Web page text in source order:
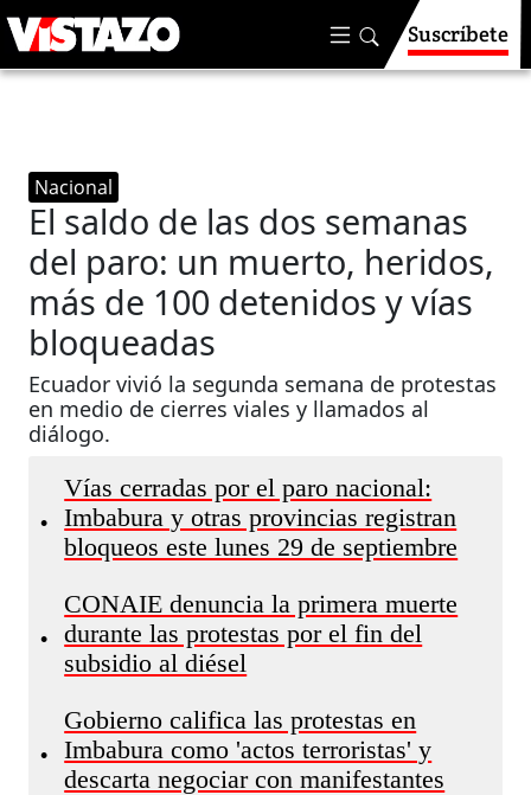
Suscríbete
Nacional
El saldo de las dos semanas
del paro: un muerto, heridos,
más de 100 detenidos y vías
bloqueadas
Ecuador vivió la segunda semana de protestas
en medio de cierres viales y llamados al
diálogo.
•
Vías cerradas por el paro nacional:
Imbabura y otras provincias registran
bloqueos este lunes 29 de septiembre
•
CONAIE denuncia la primera muerte
durante las protestas por el fin del
subsidio al diésel
•
Gobierno califica las protestas en
Imbabura como 'actos terroristas' y
descarta negociar con manifestantes